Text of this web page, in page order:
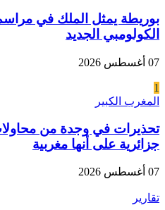
بوريطة يمثل الملك في
الكولومبي الجديد
07 أغسطس 2026
1
المغرب الكبير
تحذيرات في وجدة من
جزائرية على أنها مغربية
07 أغسطس 2026
تقارير